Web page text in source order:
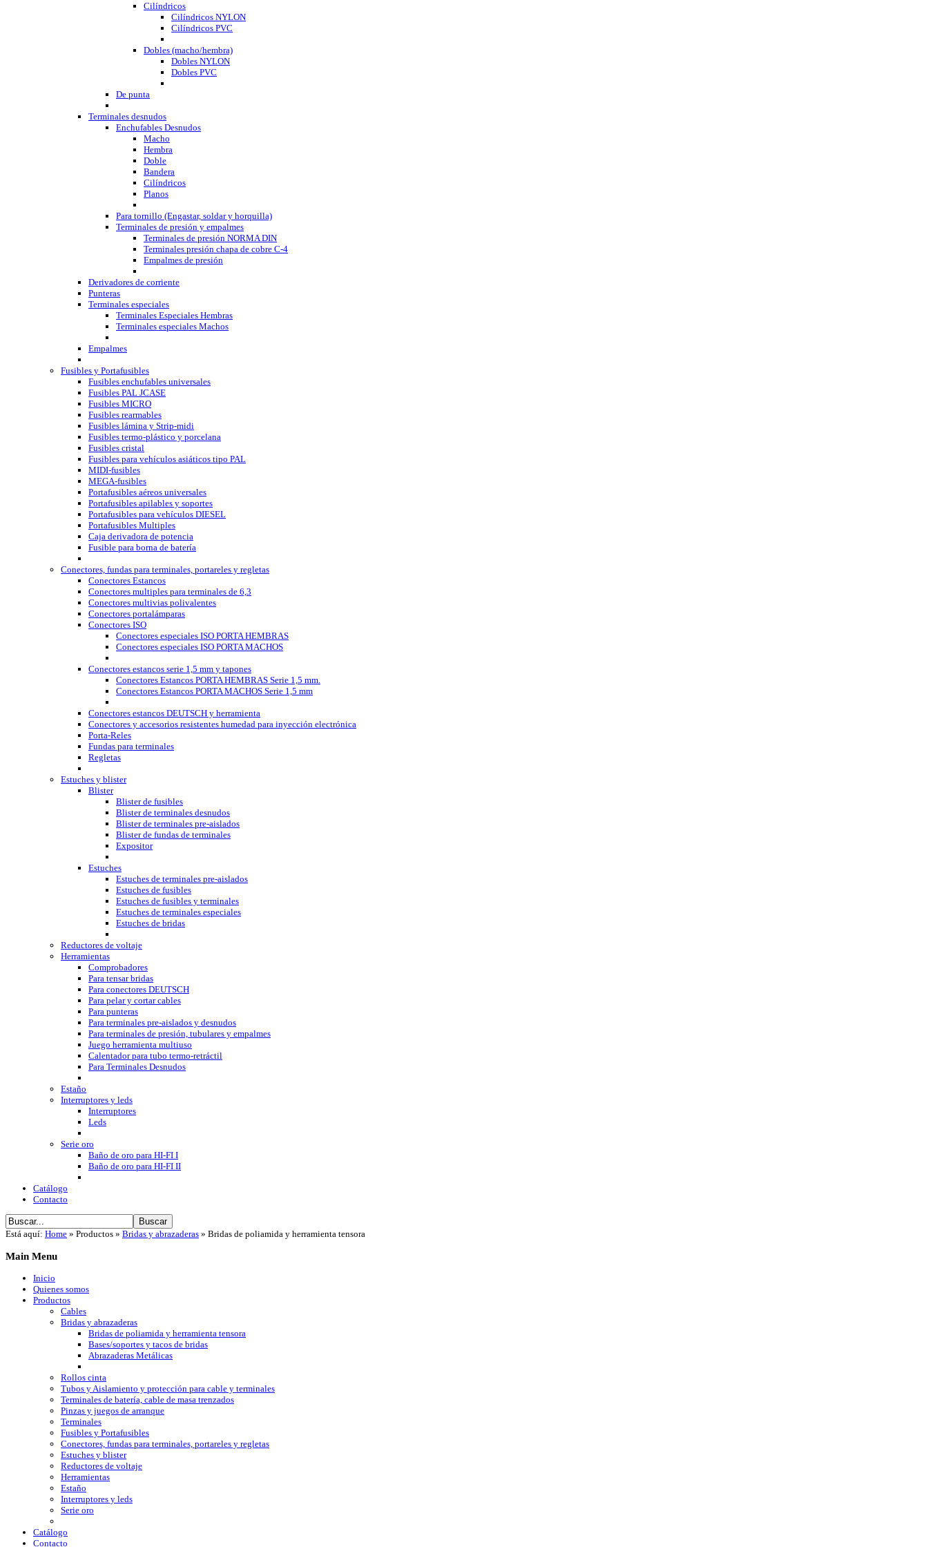
Cilíndricos
Cilíndricos NYLON
Cilíndricos PVC
Dobles (macho/hembra)
Dobles NYLON
Dobles PVC
De punta
Terminales desnudos
Enchufables Desnudos
Macho
Hembra
Doble
Bandera
Cilíndricos
Planos
Para tornillo (Engastar, soldar y horquilla)
Terminales de presión y empalmes
Terminales de presión NORMA DIN
Terminales presión chapa de cobre C-4
Empalmes de presión
Derivadores de corriente
Punteras
Terminales especiales
Terminales Especiales Hembras
Terminales especiales Machos
Empalmes
Fusibles y Portafusibles
Fusibles enchufables universales
Fusibles PAL JCASE
Fusibles MICRO
Fusibles rearmables
Fusibles lámina y Strip-midi
Fusibles termo-plástico y porcelana
Fusibles cristal
Fusibles para vehículos asiáticos tipo PAL
MIDI-fusibles
MEGA-fusibles
Portafusibles aéreos universales
Portafusibles apilables y soportes
Portafusibles para vehículos DIESEL
Portafusibles Multiples
Caja derivadora de potencia
Fusible para borna de batería
Conectores, fundas para terminales, portareles y regletas
Conectores Estancos
Conectores multiples para terminales de 6,3
Conectores multivias polivalentes
Conectores portalámparas
Conectores ISO
Conectores especiales ISO PORTA HEMBRAS
Conectores especiales ISO PORTA MACHOS
Conectores estancos serie 1,5 mm y tapones
Conectores Estancos PORTA HEMBRAS Serie 1,5 mm.
Conectores Estancos PORTA MACHOS Serie 1,5 mm
Conectores estancos DEUTSCH y herramienta
Conectores y accesorios resistentes humedad para inyección electrónica
Porta-Reles
Fundas para terminales
Regletas
Estuches y blister
Blister
Blister de fusibles
Blister de terminales desnudos
Blister de terminales pre-aislados
Blister de fundas de terminales
Expositor
Estuches
Estuches de terminales pre-aislados
Estuches de fusibles
Estuches de fusibles y terminales
Estuches de terminales especiales
Estuches de bridas
Reductores de voltaje
Herramientas
Comprobadores
Para tensar bridas
Para conectores DEUTSCH
Para pelar y cortar cables
Para punteras
Para terminales pre-aislados y desnudos
Para terminales de presión, tubulares y empalmes
Juego herramienta multiuso
Calentador para tubo termo-retráctil
Para Terminales Desnudos
Estaño
Interruptores y leds
Interruptores
Leds
Serie oro
Baño de oro para HI-FI I
Baño de oro para HI-FI II
Catálogo
Contacto
Está aquí: Home » Productos » Bridas y abrazaderas » Bridas de poliamida y herramienta tensora
Main Menu
Inicio
Quienes somos
Productos
Cables
Bridas y abrazaderas
Bridas de poliamida y herramienta tensora
Bases/soportes y tacos de bridas
Abrazaderas Metálicas
Rollos cinta
Tubos y Aislamiento y protección para cable y terminales
Terminales de batería, cable de masa trenzados
Pinzas y juegos de arranque
Terminales
Fusibles y Portafusibles
Conectores, fundas para terminales, portareles y regletas
Estuches y blister
Reductores de voltaje
Herramientas
Estaño
Interruptores y leds
Serie oro
Catálogo
Contacto